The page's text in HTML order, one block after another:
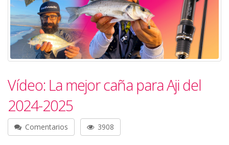
Vídeo: La mejor caña para Aji del
2024-2025
Comentarios 3908